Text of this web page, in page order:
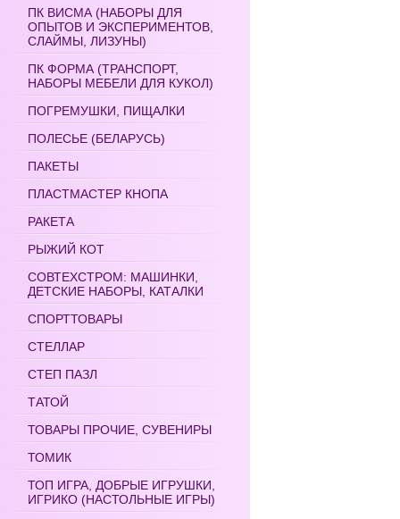
ПК ВИСМА (НАБОРЫ ДЛЯ
ОПЫТОВ И ЭКСПЕРИМЕНТОВ,
СЛАЙМЫ, ЛИЗУНЫ)
ПК ФОРМА (ТРАНСПОРТ,
НАБОРЫ МЕБЕЛИ ДЛЯ КУКОЛ)
ПОГРЕМУШКИ, ПИЩАЛКИ
ПОЛЕСЬЕ (БЕЛАРУСЬ)
ПАКЕТЫ
ПЛАСТМАСТЕР КНОПА
РАКЕТА
РЫЖИЙ КОТ
СОВТЕХСТРОМ: МАШИНКИ,
ДЕТСКИЕ НАБОРЫ, КАТАЛКИ
СПОРТТОВАРЫ
СТЕЛЛАР
СТЕП ПАЗЛ
ТАТОЙ
ТОВАРЫ ПРОЧИЕ, СУВЕНИРЫ
ТОМИК
ТОП ИГРА, ДОБРЫЕ ИГРУШКИ,
ИГРИКО (НАСТОЛЬНЫЕ ИГРЫ)